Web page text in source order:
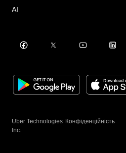
AI
Uber Technologies
Inc.
Конфіденційність